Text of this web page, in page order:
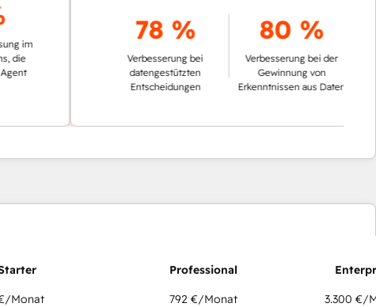
78 %
Verbesserung bei
datengestützten
Entscheidungen
80 %
Verbesserung bei der
Gewinnung von
Erkenntnissen aus Daten
/Monat 792 €/Monat 3.300 €/